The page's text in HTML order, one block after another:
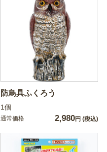
防鳥具ふくろう
1個
通常価格 2,980円 (税込)